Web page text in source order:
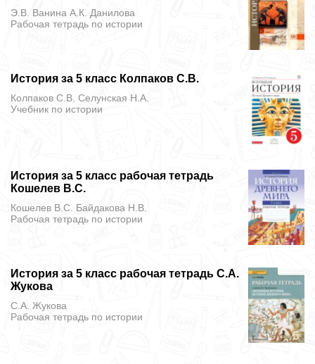
Э.В. Ванина А.К. Данилова
Рабочая тетрадь по истории
История за 5 класс Колпаков С.В.
Колпаков С.В. Селунская Н.А.
Учебник по истории
История за 5 класс рабочая тетрадь
Кошелев В.С.
Кошелев В.С. Байдакова Н.В.
Рабочая тетрадь по истории
История за 5 класс рабочая тетрадь С.А.
Жукова
С.А. Жукова
Рабочая тетрадь по истории